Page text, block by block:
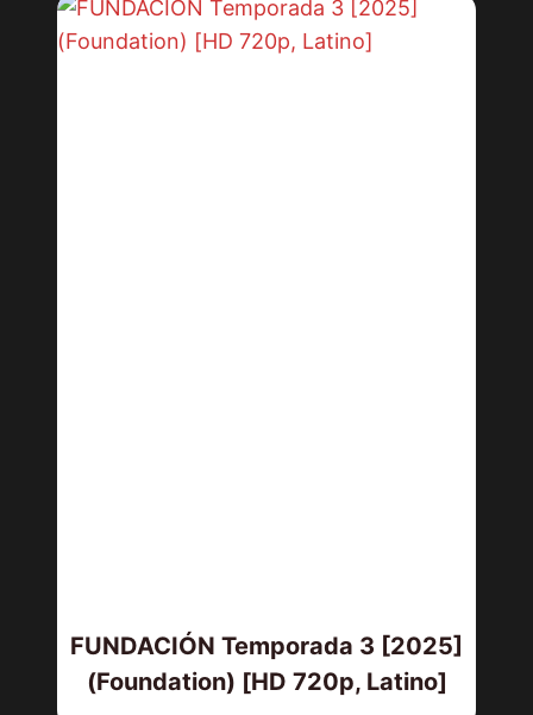
FUNDACIÓN Temporada 3 [2025]
(Foundation) [HD 720p, Latino]